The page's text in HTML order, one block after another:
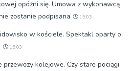
opóźni się. Umowa z wykonawcą
zostanie podpisana
15:03
w kościele. Spektakl oparty o
15:03
kolejowe. Czy stare pociągi